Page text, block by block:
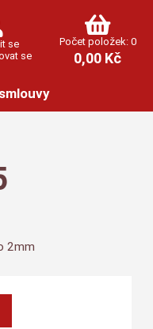
se
se
Počet položek: 0
0,00 Kč
2mm